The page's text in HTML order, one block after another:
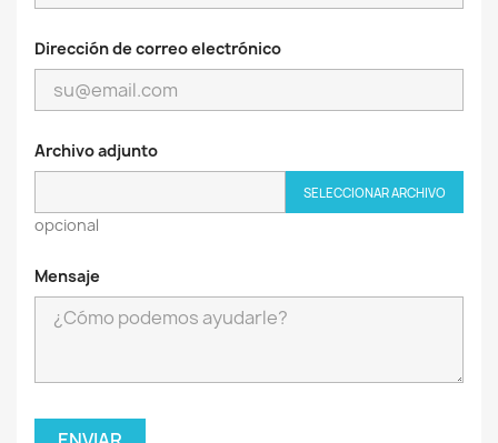
Dirección de correo electrónico
Archivo adjunto
SELECCIONAR ARCHIVO
opcional
Mensaje